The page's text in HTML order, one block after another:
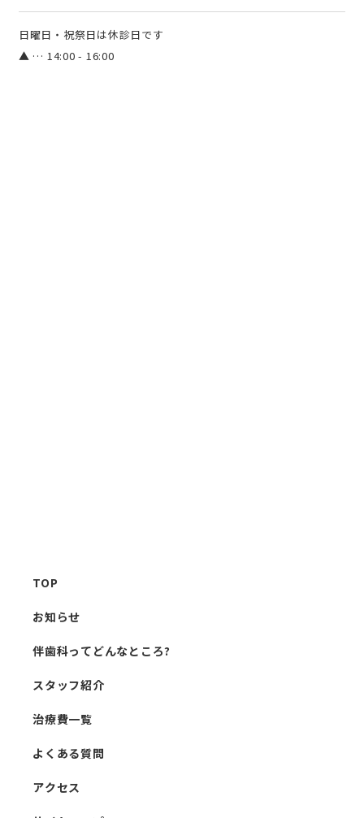
日曜日・祝祭日は休診日です
▲ … 14:00 - 16:00
TOP
お知らせ
伴歯科ってどんなところ?
スタッフ紹介
治療費一覧
よくある質問
アクセス